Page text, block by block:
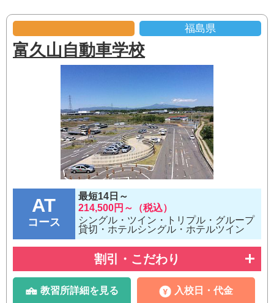
福島県
富久山自動車学校
AT
コース
最短14日～
214,500円～（税込）
シングル・ツイン・トリプル・グループ
貸切・ホテルシングル・ホテルツイン
割引・こだわり
教習所詳細を見る 入校日・代金